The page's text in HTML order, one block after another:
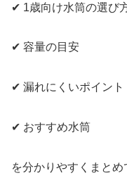
✔ 1歳向け水筒の選び
✔ 容量の目安
✔ 漏れにくいポイント
✔ おすすめ水筒
を分かりやすくまとめ